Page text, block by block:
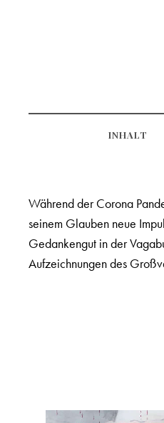
INHALT
Während der Corona
seinem Glauben neue
Gedankengut in der
Aufzeichnungen des